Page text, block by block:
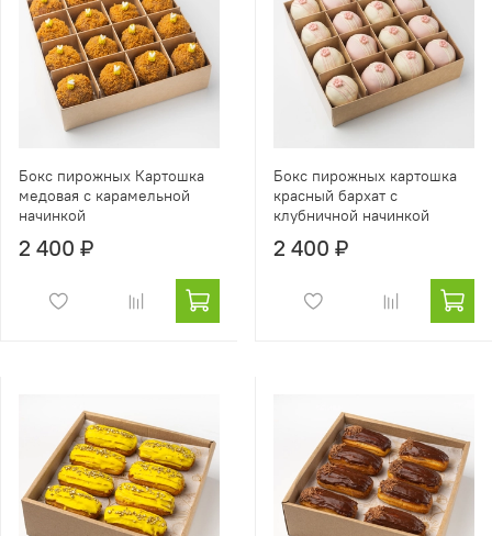
Бокс пирожных Картошка
медовая с карамельной
начинкой
2 400 ₽
Бокс пирожных картошка
красный бархат с
клубничной начинкой
2 400 ₽